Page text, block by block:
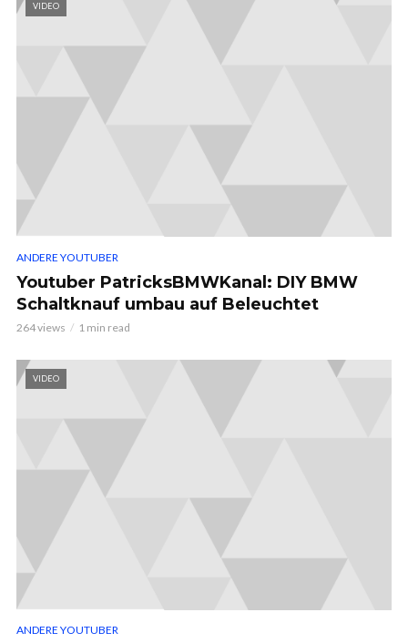
VIDEO
ANDERE YOUTUBER
Youtuber PatricksBMWKanal: DIY BMW
Schaltknauf umbau auf Beleuchtet
264 views 1 min read
VIDEO
ANDERE YOUTUBER